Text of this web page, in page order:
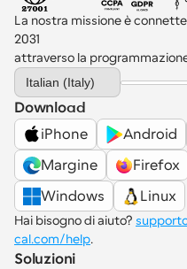
La nostra missione è
2031
attraverso la
Select Language
Italian (Italy)
Download
iPhone
Android
Margine
Firefox
Windows
Linux
Hai bisogno di aiuto?
cal.com/help.
Soluzioni